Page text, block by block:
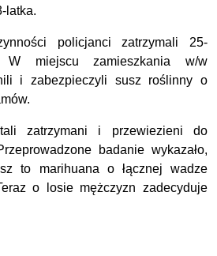
latka.
policjanci zatrzymali 25-
miejscu zamieszkania w/w
i zabezpieczyli susz roślinny o
zatrzymani i przewiezieni do
badanie wykazało,
to marihuana o łącznej wadze
o losie mężczyzn zadecyduje